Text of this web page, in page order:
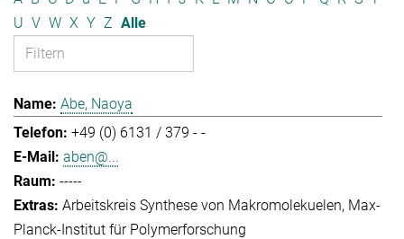
U V W X Y Z Alle
Abe, Naoya
+49 (0) 6131 / 379 - -
aben@...
-----
Arbeitskreis Synthese von Makromolekuelen Max-
Planck-Institut für Polymerforschung